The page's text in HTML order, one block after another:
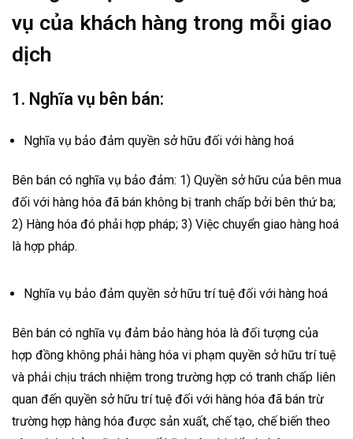
vụ của khách hàng trong mỗi giao
dịch
1. Nghĩa vụ bên bán:
Nghĩa vụ bảo đảm quyền sở hữu đối với hàng hoá
Bên bán có nghĩa vụ bảo đảm: 1) Quyền sở hữu của bên mua
đối với hàng hóa đã bán không bị tranh chấp bởi bên thứ ba;
2) Hàng hóa đó phải hợp pháp; 3) Việc chuyển giao hàng hoá
là hợp pháp.
Nghĩa vụ bảo đảm quyền sở hữu trí tuệ đối với hàng hoá
Bên bán có nghĩa vụ đảm bảo hàng hóa là đối tượng của
hợp đồng không phải hàng hóa vi phạm quyền sở hữu trí tuệ
và phải chịu trách nhiệm trong trường hợp có tranh chấp liên
quan đến quyền sở hữu trí tuệ đối với hàng hóa đã bán trừ
trường hợp hàng hóa được sản xuất, chế tạo, chế biến theo